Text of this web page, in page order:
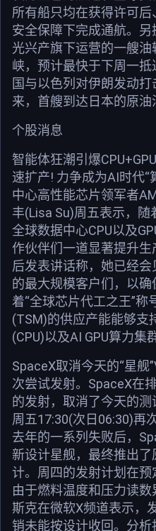
所有船只均在获得许可
安全保障下完成通航。
光兴产旗下运营的一艘
峡，预计最快于下周一
国与以色列对伊朗发动
来，首艘到达日本的原油
个股消息
智能体狂潮引爆
速扩产! 力争成为AI时代“
中心高性能芯片领军者
丰(Lisa Su)周五表示，
全球数据中心CPU以及
作伙伴们一道显著提升
后发表讲话称，她已经
的最大规模客户们，以
着“全球芯片代工之王”
(TSM)的供应产能能够支
(CPU)以及AI GPU算力集
SpaceX取消今天的“星舰
次尝试发射。SpaceX在
的发射，取消了今天的
周五17:30(次日06:30)再
去年的一系列失败后，
新设计星舰，最终推出
计。周四的发射计划在
由于燃料温度和压力读
斯克在微软X频道表示，
销未能按设计收回。分